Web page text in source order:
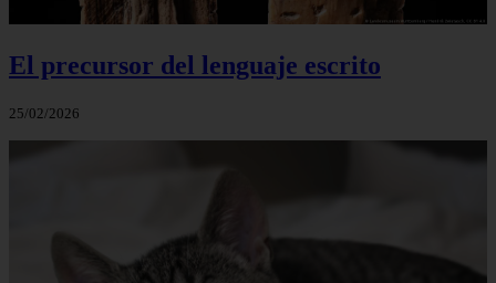
El precursor del lenguaje escrito
25/02/2026